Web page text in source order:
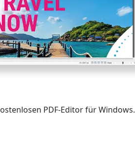
PDF-Editor für Windows.